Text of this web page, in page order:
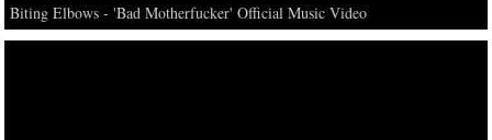
Biting Elbows - 'Bad Motherfucker' Official Music Video